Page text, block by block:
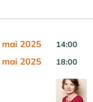
mai 2025 14:00
mai 2025 18:00